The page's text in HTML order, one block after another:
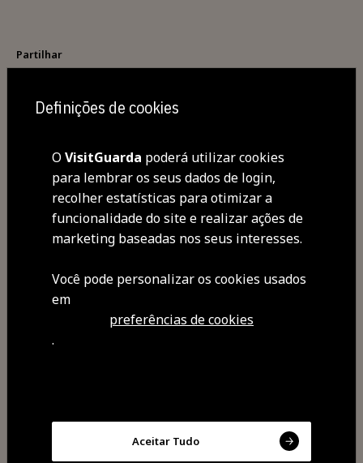
Partilhar
Definições de cookies
OVisitGuarda poderá utilizar cookies
para lembrar os seus dados de login,
recolher estatísticas para otimizar a
funcionalidade do site e realizar ações de
marketing baseadas nos seus interesses.
Você pode personalizar os cookies usados ​​
em
preferências de cookies
.
Aceitar Tudo